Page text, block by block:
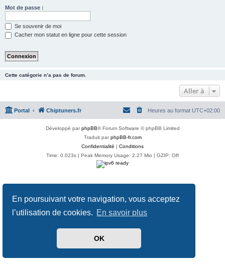
En poursuivant votre navigation, vous acceptez
l’utilisation de cookies. En savoir plus
OK
Mot de passe :
Se souvenir de moi
Cacher mon statut en ligne pour cette session
Cette catégorie n’a pas de forum.
Aller à
Portal Chiptuners.fr Heures au format UTC+02:00
Développé parphpBB® Forum Software © phpBB Limited
Traduit parphpBB-fr.com
Confidentialité | Conditions
Time: 0.023s | Peak Memory Usage: 2.27 Mio | GZIP: Off